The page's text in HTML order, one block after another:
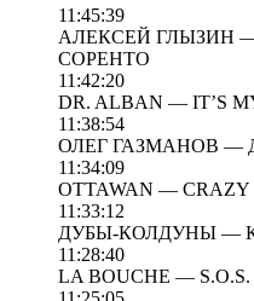
11:45:39
АЛЕКСЕЙ ГЛЫЗИН
СОРЕНТО
11:42:20
DR. ALBAN — IT’S
11:38:54
ОЛЕГ ГАЗМАНОВ —
11:34:09
OTTAWAN — CRAZY
11:33:12
ДУБЫ-КОЛДУНЫ —
11:28:40
LA BOUCHE — S.O.S.